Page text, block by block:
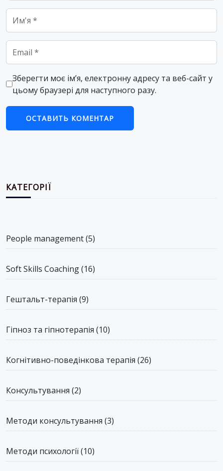
Name
Email
Зберегти моє ім’я, електронну адресу та веб-сайт у
цьому браузері для наступного разу.
КАТЕГОРІЇ
People management(5)
Soft Skills Coaching(16)
Гештальт-терапія (9)
Гіпноз та гіпнотерапія (10)
Когнітивно-поведінкова терапія (26)
Консультування (2)
Методи консультування (3)
Методи психології(10)